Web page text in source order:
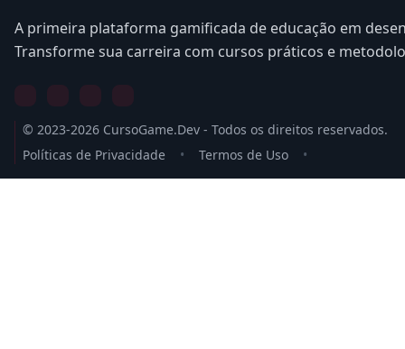
A primeira plataforma gamificada de educação em
Transforme sua carreira com cursos práticos e
© 2023-2026 CursoGame.Dev - Todos os direitos reservados.
Políticas de Privacidade
• Termos de Uso •